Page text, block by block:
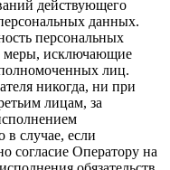
действующего
данных.
персональных
меры, исключающие
лиц.
никогда, ни при
лицам, за
в случае, если
согласие Оператору на